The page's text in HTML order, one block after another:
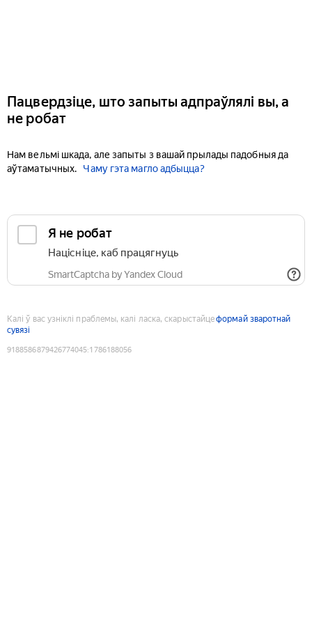
Пацвердзіце, што запыты адпраўлялі вы, а
не робат
Нам вельмі шкада, але запыты з вашай прылады падобныя да
аўтаматычных.
Чаму гэта магло адбыцца?
Я не робат
Націсніце, каб працягнуць
SmartCaptcha by Yandex Cloud
Калі ў вас узніклі праблемы, калі ласка, скарыстайцеформай зваротнай
сувязі
9188586879426774045:1786188056